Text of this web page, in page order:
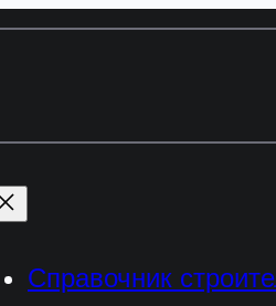
Справочник